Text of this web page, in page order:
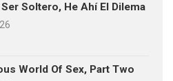
Soltero, He Ahí El Dilema
World Of Sex, Part Two